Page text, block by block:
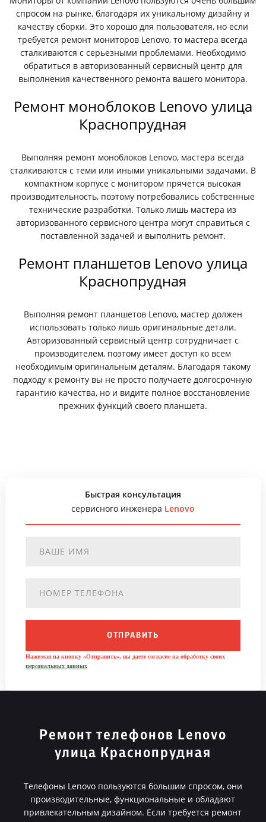
спросом на рынке, благодаря их уникальному дизайну и
качеству сборки. Это хорошо для пользователя, но если
требуется ремонт мониторов Lenovo, то мастера всегда
сталкиваются с серьезными проблемами. Необходимо
обратиться в авторизованный сервисный центр для
выполнения качественного ремонта вашего монитора.
Ремонт моноблоков Lenovo улица
Краснопрудная
Выполняя ремонт моноблоков Lenovo, мастера всегда
сталкиваются с теми или иными уникальными задачами. В
компактном корпусе с монитором прячется высокая
производительность, поэтому потребовались собственные
технические разработки. Только лишь мастера из
авторизованного сервисного центра могут справиться с
поставленной задачей и выполнить ремонт.
Ремонт планшетов Lenovo улица
Краснопрудная
Выполняя ремонт планшетов Lenovo, мастер должен
использовать только лишь оригинальные детали.
Авторизованный сервисный центр сотрудничает с
производителем, поэтому имеет доступ ко всем
необходимым оригинальным деталям. Благодаря такому
подходу к ремонту вы не просто получаете долгосрочную
гарантию качества, но и видите полное восстановление
прежних функций своего планшета.
Быстрая консультация
сервисного инженера Lenovo
ОТПРАВИТЬ
Нажимая на кнопку «Отправить», вы даете согласие на обработку своих
персональных данных
Ремонт телефонов Lenovo
улица Краснопрудная
Телефоны Lenovo пользуются большим спросом, они
производительные, функциональные и обладают
привлекательным дизайном. Если требуется ремонт